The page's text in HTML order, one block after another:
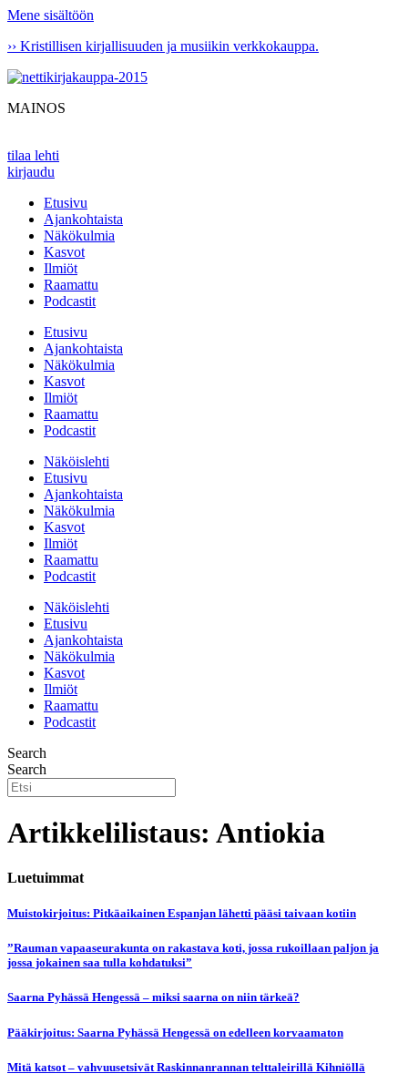
Mene sisältöön
›› Kristillisen kirjallisuuden ja musiikin verkkokauppa.
MAINOS
tilaa lehti
kirjaudu
Etusivu
Ajankohtaista
Näkökulmia
Kasvot
Ilmiöt
Raamattu
Podcastit
Etusivu
Ajankohtaista
Näkökulmia
Kasvot
Ilmiöt
Raamattu
Podcastit
Näköislehti
Etusivu
Ajankohtaista
Näkökulmia
Kasvot
Ilmiöt
Raamattu
Podcastit
Näköislehti
Etusivu
Ajankohtaista
Näkökulmia
Kasvot
Ilmiöt
Raamattu
Podcastit
Search
Search
Artikkelilistaus: Antiokia
Luetuimmat
Muistokirjoitus: Pitkäaikainen Espanjan lähetti pääsi taivaan kotiin
”Rauman vapaaseurakunta on rakastava koti, jossa rukoillaan paljon ja
jossa jokainen saa tulla kohdatuksi”
Saarna Pyhässä Hengessä – miksi saarna on niin tärkeä?
Pääkirjoitus: Saarna Pyhässä Hengessä on edelleen korvaamaton
Mitä katsot – vahvuusetsivät Raskinnanrannan telttaleirillä Kihniöllä